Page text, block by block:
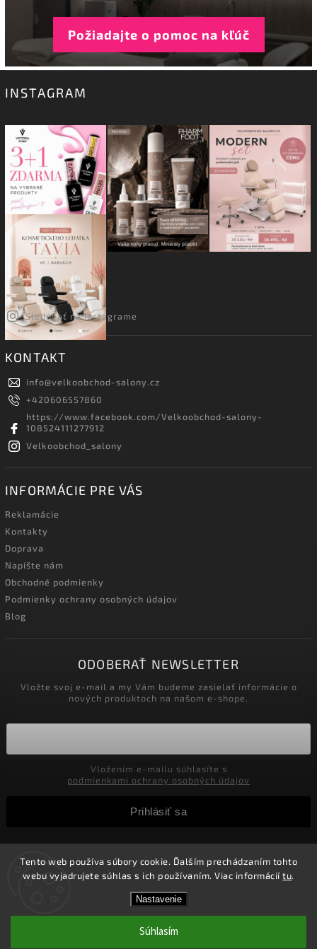
Tento web používa súbory cookie. Ďalším prechádzaním tohto
webu vyjadrujete súhlas s ich používaním. Viac informáciítu.
Nastavenie
Súhlasím
Zľavy pre podnikateľov! Zaregistrujte sa a získajte v
košíku Zľavu 5%! Nie je možné kombinovať s inými
zľavami.
Požiadajte o pomoc na kľúč
INSTAGRAM
Sledovať na Instagrame
KONTAKT
info@velkoobchod-salony.cz
+420606557860
https://www.facebook.com/Velkoobchod-salony-
108524111277912
Velkoobchod_salony
INFORMÁCIE PRE VÁS
Reklamácie
Kontakty
Doprava
Napíšte nám
Obchodné podmienky
Podmienky ochrany osobných údajov
Blog
ODOBERAŤ NEWSLETTER
Vložte svoj e-mail a my Vám budeme zasielať informácie o
nových produktoch na našom e-shope.
podmienkami ochrany osobných údajov
Prihlásiť sa
Copyright 2026 Velkoobchod-salony.sk. Všetky práva
vyhradené.
Shoptet| Design